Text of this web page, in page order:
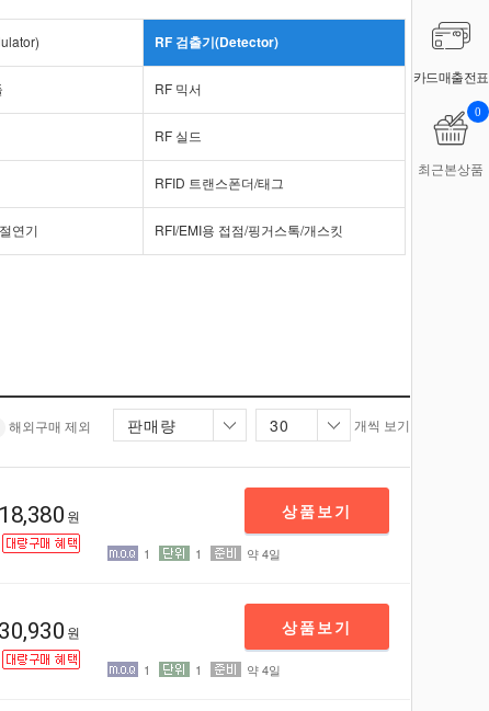
카드매출전표
최근본상품
0
RF 검출기(Detector)
RF 믹서
RF 실드
RFID 트랜스폰더/태그
연기 RFI/EMI용 접점/핑거스톡/개스킷
해외구매 제외 판매량 30 개씩 보기
18,380 원 상품보기
1 1 약 4일
30,930 원 상품보기
1 1 약 4일